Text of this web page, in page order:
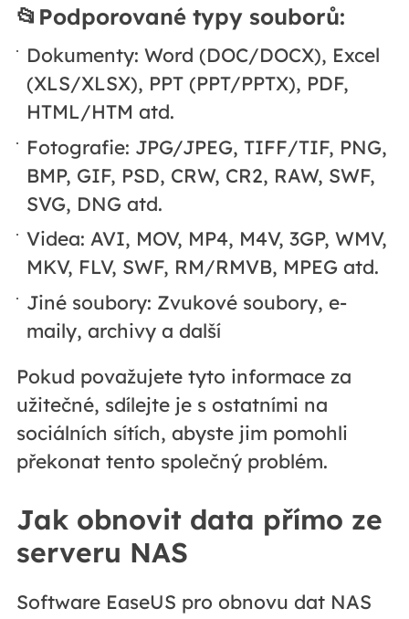
📂Podporované typy souborů:
Dokumenty: Word (DOC/DOCX), Excel
(XLS/XLSX), PPT (PPT/PPTX), PDF,
HTML/HTM atd.
Fotografie: JPG/JPEG, TIFF/TIF, PNG,
BMP, GIF, PSD, CRW, CR2, RAW, SWF,
SVG, DNG atd.
Videa: AVI, MOV, MP4, M4V, 3GP, WMV,
MKV, FLV, SWF, RM/RMVB, MPEG atd.
Jiné soubory: Zvukové soubory, e-
maily, archivy a další
Pokud považujete tyto informace za
užitečné, sdílejte je s ostatními na
sociálních sítích, abyste jim pomohli
překonat tento společný problém.
Jak obnovit data přímo ze
serveru NAS
Software EaseUS pro obnovu dat NAS